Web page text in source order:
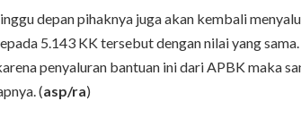
depan pihaknya juga akan kembali
5.143 KK tersebut dengan nilai yang
penyaluran bantuan ini dari APBK maka
(asp/ra)